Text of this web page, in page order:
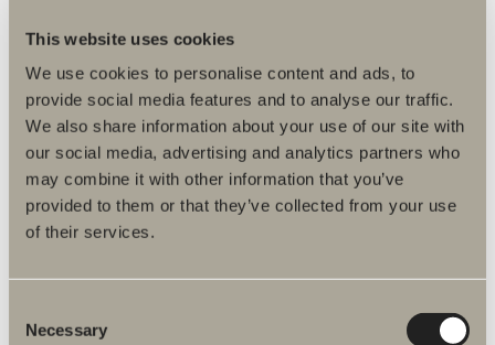
This website uses cookies
We use cookies to personalise content and ads, to
provide social media features and to analyse our traffic.
We also share information about your use of our site with
our social media, advertising and analytics partners who
may combine it with other information that you’ve
provided to them or that they’ve collected from your use
of their services.
Selection
Necessary
Greb M3
Et moderne udtryk, der følger trenden med bløde og indbydende
former.